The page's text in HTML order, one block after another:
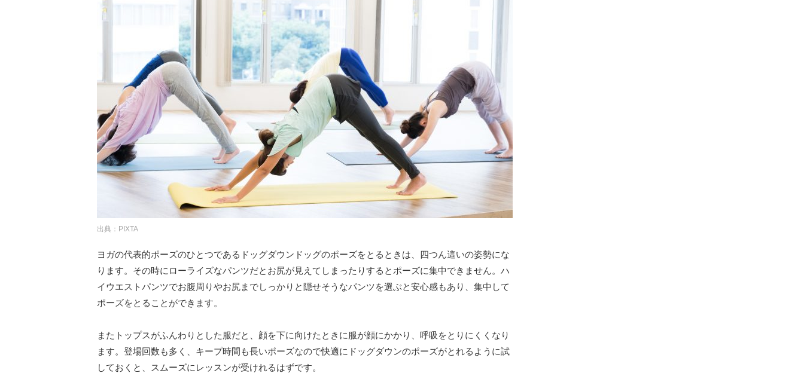
出典：PIXTA
ヨガの代表的ポーズのひとつであるドッグダウンドッグのポーズをとるときは、四つん這いの姿勢にな
ります。その時にローライズなパンツだとお尻が見えてしまったりするとポーズに集中できません。ハ
イウエストパンツでお腹周りやお尻までしっかりと隠せそうなパンツを選ぶと安心感もあり、集中して
ポーズをとることができます。
またトップスがふんわりとした服だと、顔を下に向けたときに服が顔にかかり、呼吸をとりにくくなり
ます。登場回数も多く、キープ時間も長いポーズなので快適にドッグダウンのポーズがとれるように試
しておくと、スムーズにレッスンが受けれるはずです。